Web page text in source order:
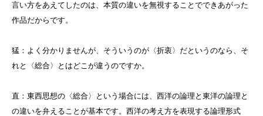
言い方をあえてしたのは、本質の違いを無視することでできあがった
作品だからです。
猛：よく分かりませんが、そういうのが〈折衷〉だというのなら、そ
れと〈総合〉とはどこが違うのですか。
直：東西思想の〈総合〉という場合には、西洋の論理と東洋の論理と
の違いを弁えることが基本です。西洋の考え方を表現する論理形式